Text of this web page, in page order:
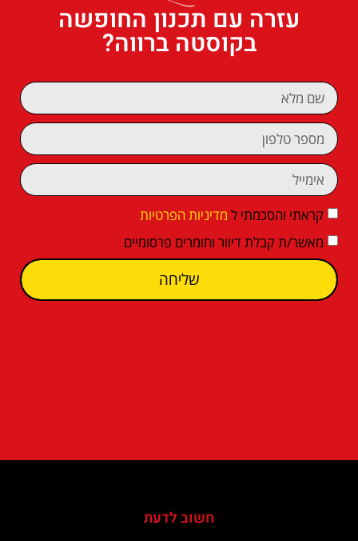
עזרה עם תכנון החופשה
בקוסטה ברווה?
קראתי והסכמתי ל מדיניות הפרטיות
מאשר/ת קבלת דיוור וחומרים פרסומיים
שליחה
חשוב לדעת